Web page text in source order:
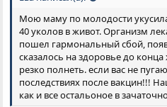
Мою маму по молодости
40 уколов в живот. Организм
пошел гармональный сбой,
сказалось на здоровье до
резко полнеть. если вас не
последствиях после вакцин!!!
как и все остальоное в